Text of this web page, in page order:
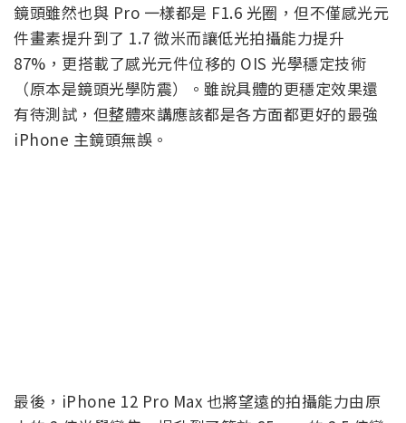
鏡頭雖然也與 Pro 一樣都是 F1.6 光圈，但不僅感光元
件畫素提升到了 1.7 微米而讓低光拍攝能力提升
87%，更搭載了感光元件位移的 OIS 光學穩定技術
（原本是鏡頭光學防震）。雖說具體的更穩定效果還
有待測試，但整體來講應該都是各方面都更好的最強
iPhone 主鏡頭無誤。
最後，iPhone 12 Pro Max 也將望遠的拍攝能力由原